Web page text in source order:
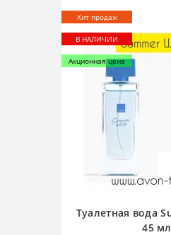
Хит продаж
В НАЛИЧИИ
Акционная цена
Туалетная вода
45 мл